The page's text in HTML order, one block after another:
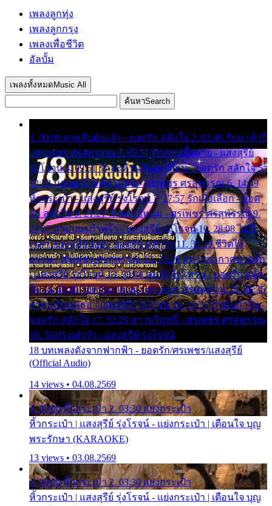
เพลงลูกทุ่ง
เพลงลูกกรุง
เพลงเพื่อชีวิต
อัลบั้ม
เพลงทั้งหมด Music All
ค้นหาSearch
1. 00:00 สามสิบยังแจ๋ว - ยอดรัก สลักใจ 2. 02:49 รักมาห้าปี
- ศรเพชร ศรสุพรรณ 3. 05:57 รักสาวเสื้อลาย - แสงสุรีย์
รุ่งโรจน์ 4. 09:51 รักสะท้านดินสะเทือน - ยอดรัก สลักใจ 5.
12:23 มอเตอร์ไซค์ทำหล่น - ศรเพชร ศรสุพรรณ 6. 14:49
หิ้วกระเป๋า - แสงสุรีย์ รุ่งโรจน์ 7. 17:57 รักเผื่อเลือก - ยอด
รัก สลักใจ 8. 21:21 น้ำตาไอ้หนุ่ม - ศรเพชร ศรสุพรรณ 9.
24:27 สามเณรกำพร้า - แสงสุรีย์ รุ่งโรจน์ 10. 28:08 ไม่มี
เวลาไปหาเมียน้อย - ยอดรัก สลักใจ 11. 31:29 ชีวิตไอ้
ธรรม - ศรเพชร ศรสุพรรณ 12. 35:26 ทหารอากาศขาดรัก
- แสงสุรีย์ รุ่งโรจน์ 13. 39:01 คนหัวใจโทรม - ยอดรัก สลัก
ใจ 14. 42:49 ไอ้หวังตายแน่ - ศรเพชร ศรสุพรรณ 15. 46:35
ธาตุแท้ของเธอ - แสงสุรีย์ รุ่งโรจน์ 16. 49:57 กำนันกำใน -
ยอดรัก สลักใจ 17. 52:29 สาวบริสุทธิ์ - ศรเพชร ศรสุพรรณ
18. 56:05 แต๋วจ๋า - แสงสุรีย์ รุ่งโรจน์
18 บทเพลงดังจากฟากฟ้า - ยอดรัก/ศรเพชร/แสงสุรีย์
(Official Audio)
14 views • 04.08.2569
1. 00:00 หิ้วกระเป๋า 2. 03:30 แย่งกระเป๋า
หิ้วกระเป๋า | แสงสุรีย์ รุ่งโรจน์ - แย่งกระเป๋า | เตือนใจ บุญ
พระรักษา (KARAOKE)
13 views • 03.08.2569
1. 00:00 หิ้วกระเป๋า 2. 03:30 แย่งกระเป๋า
หิ้วกระเป๋า | แสงสุรีย์ รุ่งโรจน์ - แย่งกระเป๋า | เตือนใจ บุญ